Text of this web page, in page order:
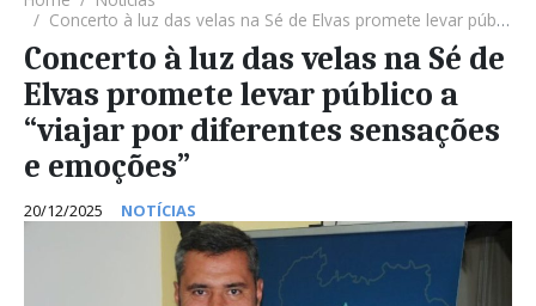
Concerto à luz das velas na Sé de Elvas promete levar público a “viajar por diferentes sensações e emoções”
Concerto à luz das velas na Sé de
Elvas promete levar público a
“viajar por diferentes sensações
e emoções”
20/12/2025 NOTÍCIAS